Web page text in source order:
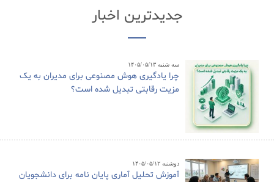
جدیدترین اخبار
سه شنبه ۱۴۰۵/۰۵/۱۳
چرا یادگیری هوش مصنوعی برای مدیران به یک
مزیت رقابتی تبدیل شده است؟
دوشنبه ۱۴۰۵/۰۵/۱۲
آموزش تحلیل آماری پایان نامه برای دانشجویان